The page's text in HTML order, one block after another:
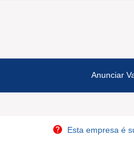
Anunciar
Esta empresa é